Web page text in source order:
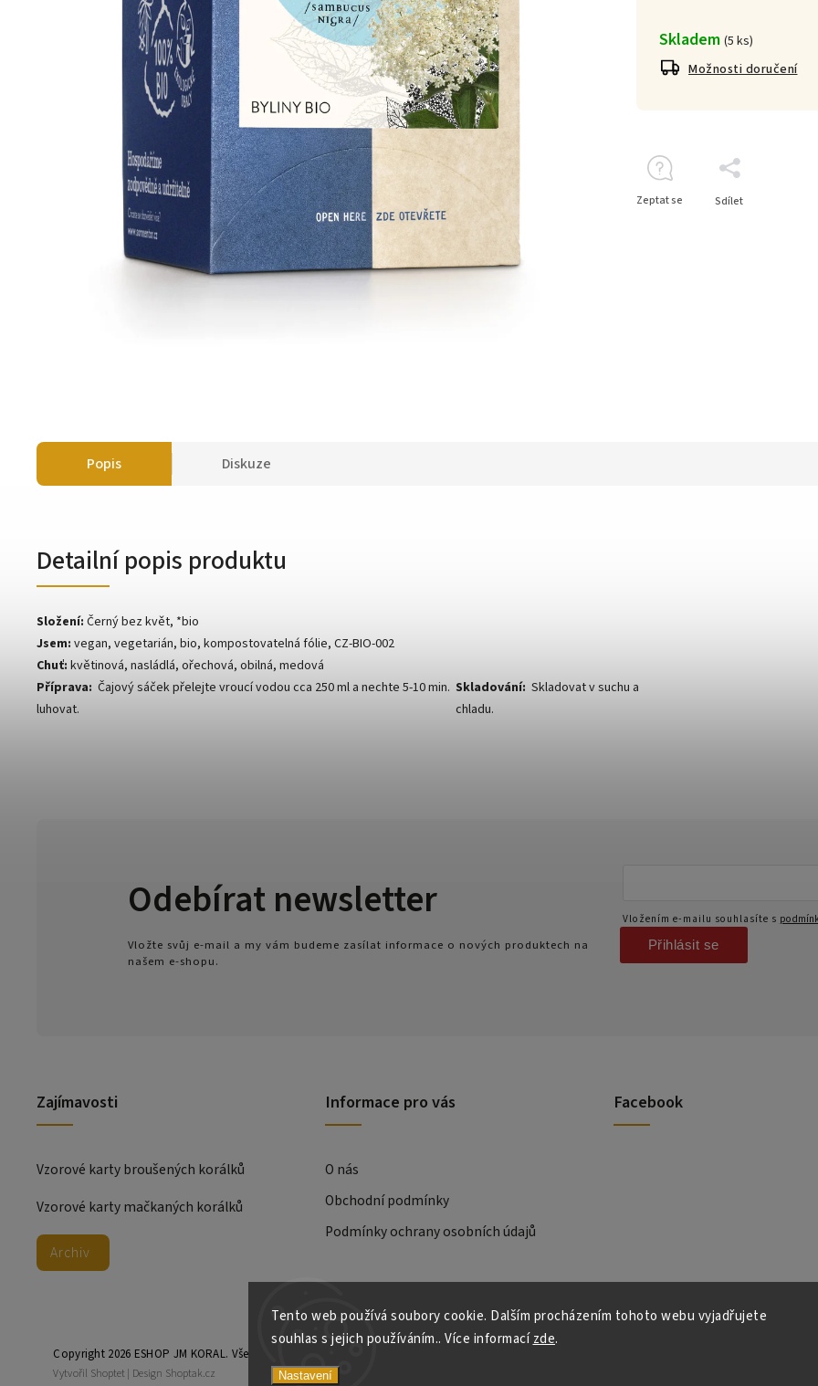
Tento web používá soubory cookie. Dalším procházením tohoto webu vyjadřujete
souhlas s jejich používáním.. Více informacízde.
Nastavení
Skladem (5 ks)
Možnosti doručení
Zeptat se Sdílet
Popis Diskuze
Detailní popis produktu
Složení: Černý bez květ, *bio
Jsem: vegan, vegetarián, bio, kompostovatelná fólie, CZ-BIO-002
Chuť: květinová, nasládlá, ořechová, obilná, medová
Příprava: Čajový sáček přelejte vroucí vodou cca 250 ml a nechte 5-10 min.
luhovat.
Skladování: Skladovat v suchu a
chladu.
Zajímavosti
Vzorové karty broušených korálků
Vzorové karty mačkaných korálků
Archiv
Odebírat newsletter
Vložte svůj e-mail a my vám budeme zasílat informace o nových produktech na
našem e-shopu.
Vložením e-mailu souhlasíte s
Přihlásit se
Informace pro vás
O nás
Obchodní podmínky
Podmínky ochrany osobních údajů
Facebook
Copyright 2026 ESHOP JM KORAL. Všechna práva vyhrazena.
Vytvořil Shoptet | Design Shoptak.cz